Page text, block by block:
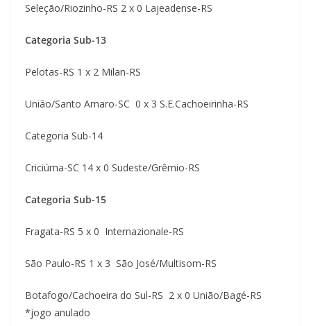
Seleção/Riozinho-RS 2 x 0 Lajeadense-RS
Categoria Sub-13
Pelotas-RS 1 x 2 Milan-RS
União/Santo Amaro-SC 0 x 3 S.E.Cachoeirinha-RS
Categoria Sub-14
Criciúma-SC 14 x 0 Sudeste/Grêmio-RS
Categoria Sub-15
Fragata-RS 5 x 0 Internazionale-RS
São Paulo-RS 1 x 3 São José/Multisom-RS
Botafogo/Cachoeira do Sul-RS 2 x 0 União/Bagé-RS
*jogo anulado